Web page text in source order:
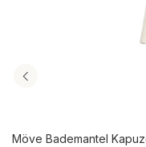
Möve Bademantel